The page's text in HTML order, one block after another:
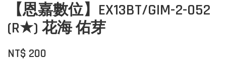
【恩嘉數位】EX13BT/GIM-2-052
(R★) 花海 佑芽
NT$ 200